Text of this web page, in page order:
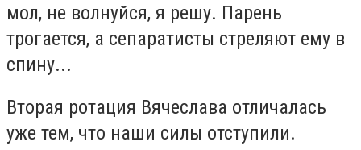
мол, не волнуйся, я решу. Парень
трогается, а сепаратисты стреляют ему в
спину...
Вторая ротация Вячеслава отличалась
уже тем, что наши силы отступили.